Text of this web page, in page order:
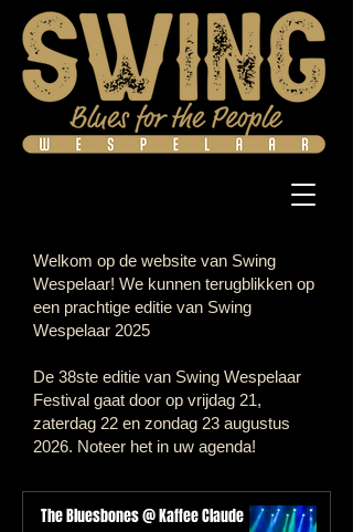
Welkom op de website van Swing
Wespelaar! We kunnen terugblikken op
een prachtige editie van Swing
Wespelaar 2025
De 38ste editie van Swing Wespelaar
Festival gaat door op vrijdag 21,
zaterdag 22 en zondag 23 augustus
2026. Noteer het in uw agenda!
The Bluesbones @ Kaffee Claude